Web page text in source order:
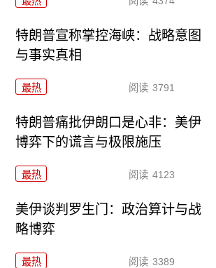
特朗普宣称掌控海峡：战略意图
与事实真相
最热 阅读 3791
特朗普痛批伊朗口是心非：美伊
博弈下的谎言与极限施压
最热 阅读 4123
美伊谈判罗生门：政治算计与战
略博弈
最热 阅读 3389